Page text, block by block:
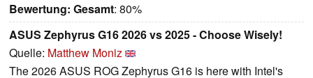
Bewertung: Gesamt: 80%
ASUS Zephyrus G16 2026 vs 2025 - Choose Wisely!
Quelle: Matthew Moniz
The 2026 ASUS ROG Zephyrus G16 is here with Intel's